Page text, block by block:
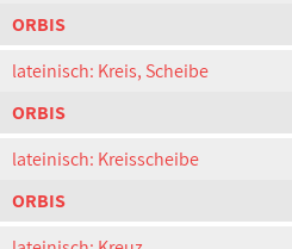
ORBIS
lateinisch: Kreis, Scheibe
ORBIS
lateinisch: Kreisscheibe
ORBIS